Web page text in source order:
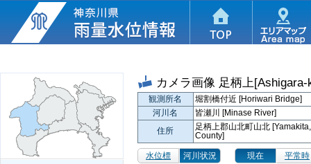
カメラ画像 足柄上[Ashigara-
観測所名
堀割橋付近 [Horiwari Bridge]
河川名
皆瀬川 [Minase River]
住所
足柄上郡山北町山北
County]
水位標 河川状況 現在
平常時